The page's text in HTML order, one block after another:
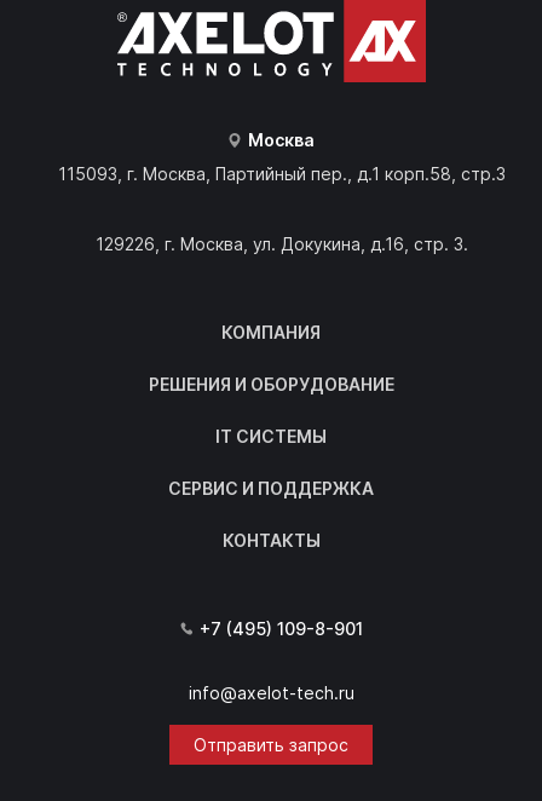
Москва
115093, г. Москва, Партийный пер., д.1 корп.58, стр.3
129226, г. Москва, ул. Докукина, д.16, стр. 3.
КОМПАНИЯ
РЕШЕНИЯ И ОБОРУДОВАНИЕ
IT СИСТЕМЫ
СЕРВИС И ПОДДЕРЖКА
КОНТАКТЫ
+7 (495) 109-8-901
info@axelot-tech.ru
Отправить запрос